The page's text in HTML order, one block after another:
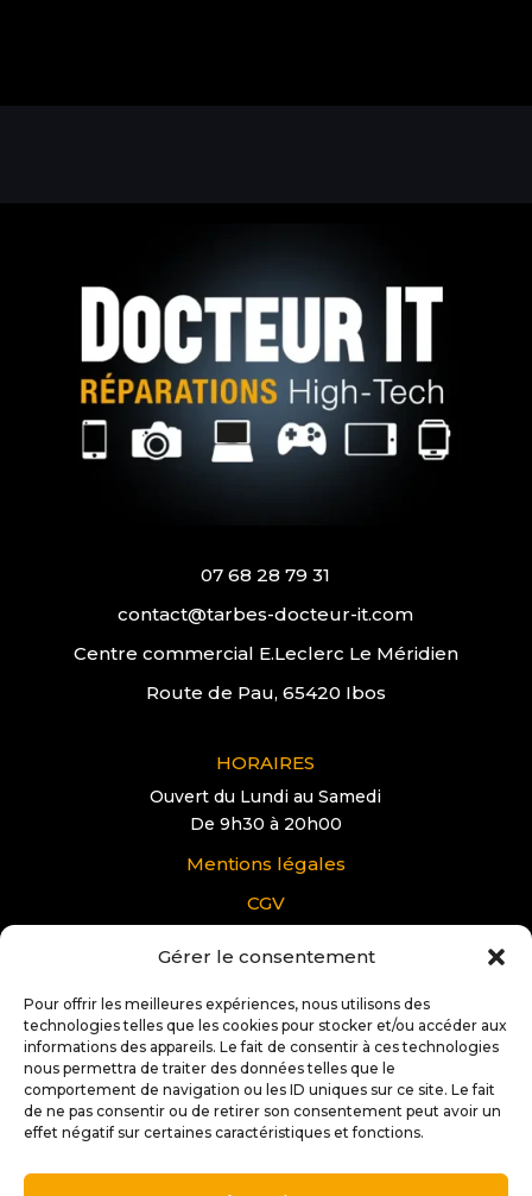
Gérer le consentement
Pour offrir les meilleures expériences, nous utilisons des
technologies telles que les cookies pour stocker et/ou accéder aux
informations des appareils. Le fait de consentir à ces technologies
nous permettra de traiter des données telles que le
comportement de navigation ou les ID uniques sur ce site. Le fait
de ne pas consentir ou de retirer son consentement peut avoir un
effet négatif sur certaines caractéristiques et fonctions.
07 68 28 79 31
contact@tarbes-docteur-it.com
Centre commercial E.Leclerc Le Méridien
Route de Pau, 65420 Ibos
HORAIRES
Ouvert du Lundi au Samedi
De 9h30 à 20h00
Mentions légales
CGV
Pour tous renseignements supplémentaire sur
Docteur IT Ibos:
Contactez nous